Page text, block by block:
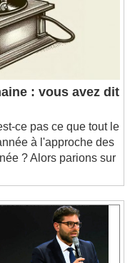
: vous avez dit
ce pas ce que tout le
à l'approche des
? Alors parions sur